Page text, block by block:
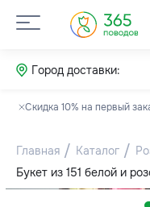
Город доставки:
Скидка 10% на первый
Главная Каталог
Букет из 151 белой и